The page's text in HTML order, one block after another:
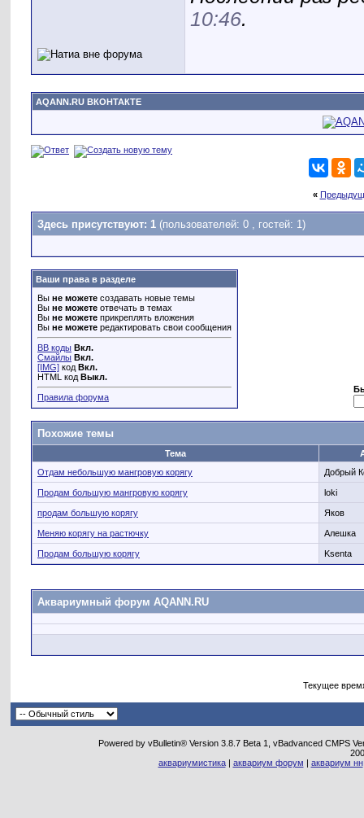
10:46.
AQANN.RU ВКОНТАКТЕ
«
Здесь присутствуют: 1 (пользователей: 0 , гостей: 1)
Ваши права в разделе
Вы не можете создавать новые темы
Вы не можете отвечать в темах
Вы не можете прикреплять вложения
Вы не можете редактировать свои сообщения
BB коды Вкл.
Смайлы Вкл.
[IMG] код Вкл.
HTML код Выкл.
Правила форума
Похожие темы
Тема
Отдам небольшую мангровую корягу
Добрый
Продам большую мангровую корягу loki
продам большую корягу Яков
Меняю корягу на растючку Алешка
Продам большую корягу Ksenta
Аквариумный форум AQANN.RU
Текущее
Powered by vBulletin® Version 3.8.7 Beta 1, vBadvanced CMPS
аквариумистика| аквариум форум | аквариум нн